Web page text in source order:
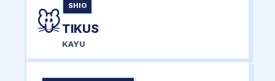
🐭
SHIO
TIKUS
KAYU